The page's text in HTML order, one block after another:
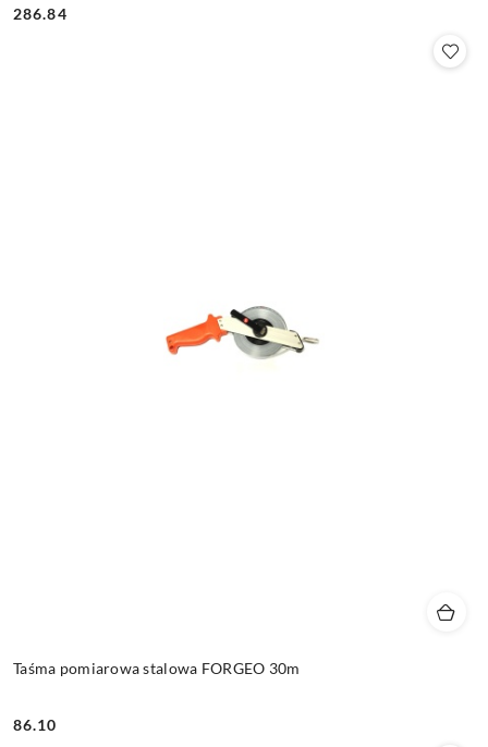
Cena:
Cena:
286.84
Taśma pomiarowa stalowa FORGEO 30m
Cena:
86.10